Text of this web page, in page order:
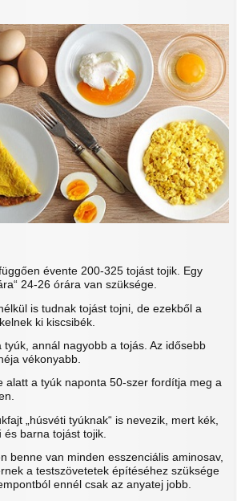
évente 200-325 tojást tojik. Egy
24-26 órára van szüksége.
is tudnak tojást tojni, de ezekből a
ki kiscsibék.
tyúk, annál nagyobb a tojás. Az idősebb
vékonyabb.
alatt a tyúk naponta 50-szer fordítja meg a
„húsvéti tyúknak“ is nevezik, mert kék,
barna tojást tojik.
benne van minden esszenciális aminosav,
a testszövetetek építéséhez szüksége
ennél csak az anyatej jobb.